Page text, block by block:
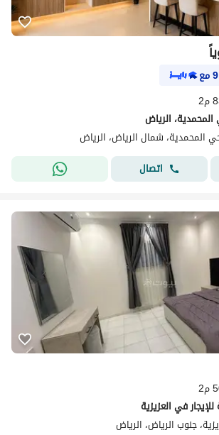
مع
الرياض
المحمدية، شمال الرياض، الرياض
اتصال
في العزيزية
جنوب الرياض، الرياض